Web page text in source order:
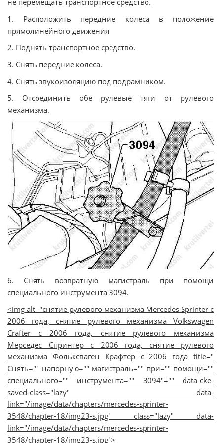
1. Расположить передние колеса в положение
прямолинейного движения.
2. Поднять транспортное средство.
3. Снять передние колеса.
4. Снять звукоизоляцию под подрамником.
5. Отсоединить обе рулевые тяги от рулевого
механизма.
6. Снять возвратную магистраль при помощи
специального инструмента 3094.
<img alt="снятие рулевого механизма Mercedes Sprinter с
2006 года, снятие рулевого механизма Volkswagen
Crafter с 2006 года, снятие рулевого механизма
Мерседес Спринтер с 2006 года, снятие рулевого
механизма Фольксваген Крафтер с 2006 года title="
Снять="" напорную="" магистраль="" при="" помощи=""
специального="" инструмента="" 3094"="" data-cke-
saved-class="lazy" data-
link="/image/data/chapters/mercedes-sprinter-
3548/chapter-18/img23-s.jpg" class="lazy" data-
link="/image/data/chapters/mercedes-sprinter-
3548/chapter-18/img23-s.jpg">